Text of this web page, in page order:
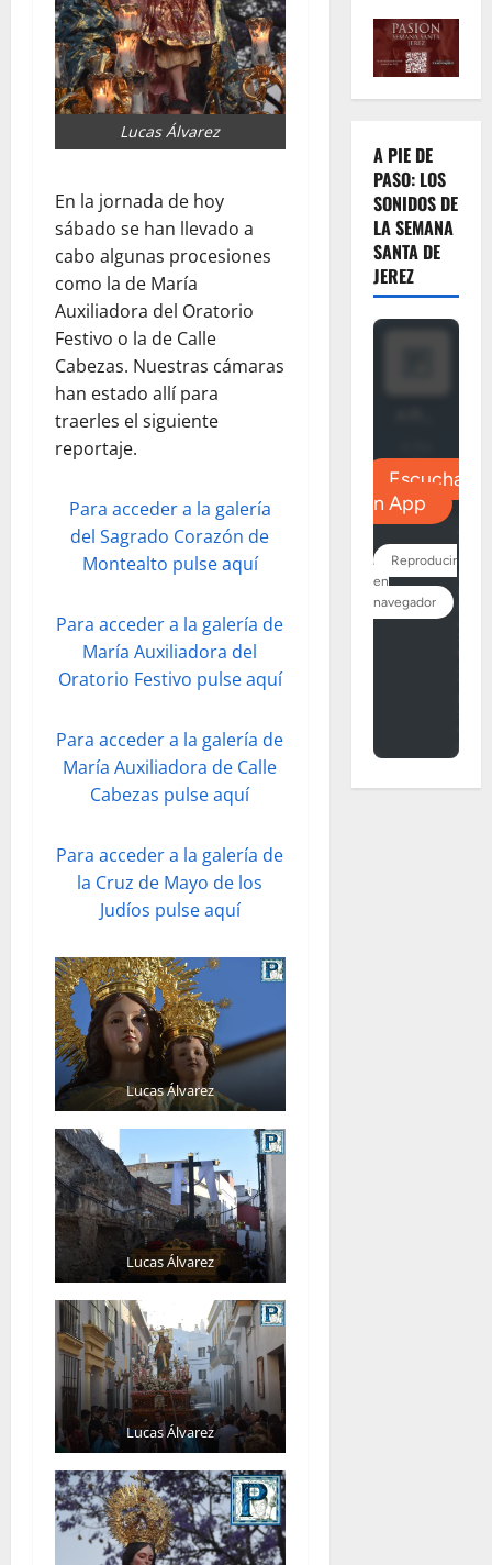
Lucas Álvarez
En la jornada de hoy
sábado se han llevado a
cabo algunas procesiones
como la de María
Auxiliadora del Oratorio
Festivo o la de Calle
Cabezas. Nuestras cámaras
han estado allí para
traerles el siguiente
reportaje.
Para acceder a la galería
del Sagrado Corazón de
Montealto pulse aquí
Para acceder a la galería de
María Auxiliadora del
Oratorio Festivo pulse aquí
Para acceder a la galería de
María Auxiliadora de Calle
Cabezas pulse aquí
Para acceder a la galería de
la Cruz de Mayo de los
Judíos pulse aquí
Lucas Álvarez
Lucas Álvarez
Lucas Álvarez
A PIE DE
PASO: LOS
SONIDOS DE
LA SEMANA
SANTA DE
JEREZ